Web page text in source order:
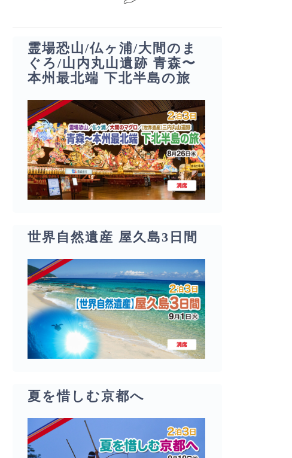
霊場恐山/仏ヶ浦/大間のま
ぐろ/山内丸山遺跡 青森〜
本州最北端 下北半島の旅
世界自然遺産 屋久島3日間
夏を惜しむ京都へ